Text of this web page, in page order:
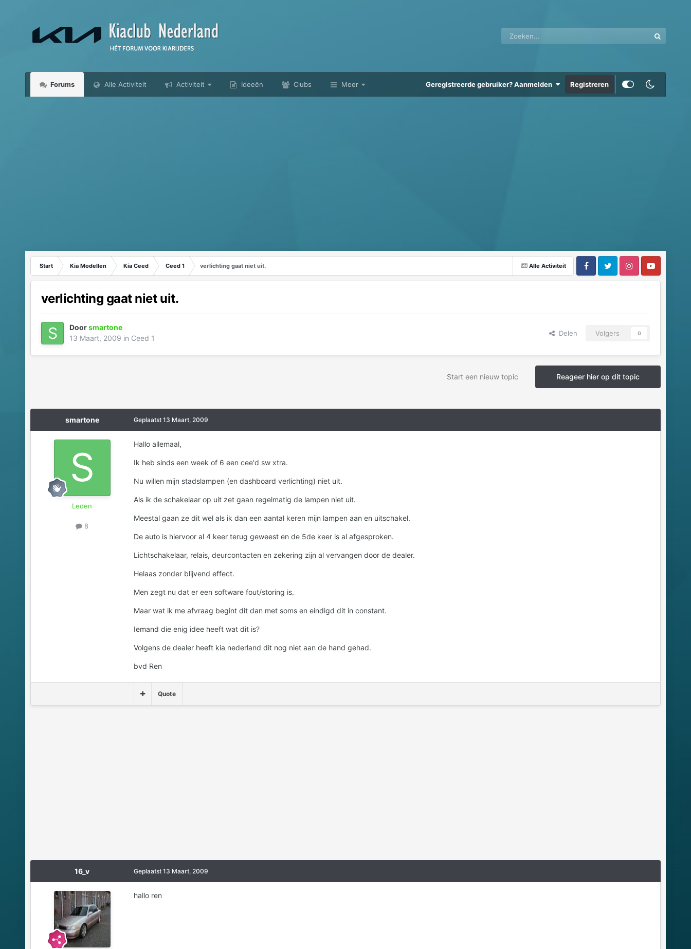
Forums Alle Activiteit Activiteit Ideeën Clubs Meer Geregistreerde gebruiker? Aanmelden Registreren
Alle Activiteit
Start Kia Modellen Kia Ceed Ceed 1 verlichting gaat niet uit.
verlichting gaat niet uit.
Doorsmartone
13 Maart, 2009 in Ceed 1
Delen Volgers 0
Reageer hier op dit topic
Start een nieuw topic
smartone
Leden
8
Geplaatst 13 Maart, 2009
Hallo allemaal,
Ik heb sinds een week of 6 een cee'd sw xtra.
Nu willen mijn stadslampen (en dashboard verlichting) niet uit.
Als ik de schakelaar op uit zet gaan regelmatig de lampen niet uit.
Meestal gaan ze dit wel als ik dan een aantal keren mijn lampen aan en uitschakel.
De auto is hiervoor al 4 keer terug geweest en de 5de keer is al afgesproken.
Lichtschakelaar, relais, deurcontacten en zekering zijn al vervangen door de dealer.
Helaas zonder blijvend effect.
Men zegt nu dat er een software fout/storing is.
Maar wat ik me afvraag begint dit dan met soms en eindigd dit in constant.
Iemand die enig idee heeft wat dit is?
Volgens de dealer heeft kia nederland dit nog niet aan de hand gehad.
bvd Ren
Quote
16_v Geplaatst 13 Maart, 2009
hallo ren